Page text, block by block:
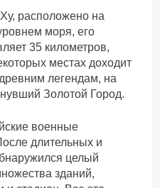
расположено на
моря, его
35 километров,
местах доходит
легендам, на
Золотой Город.
военные
длительных и
целый
зданий,